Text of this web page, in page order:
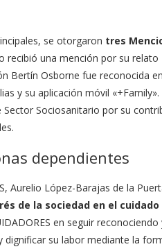
se otorgaron tres
recibió una mención por su relato
Bertín Osborne fue reconocida
y su aplicación móvil
Sociosanitario por su
dependientes
Aurelio López-Barajas de la
de la sociedad en el
en seguir
su labor mediante la